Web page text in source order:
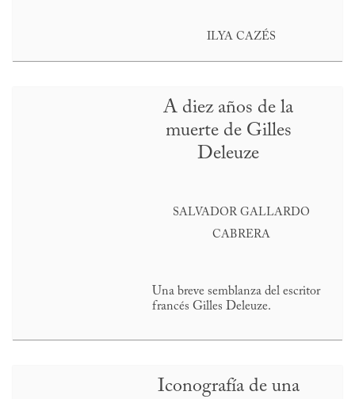
ILYA CAZÉS
A diez años de la
muerte de Gilles
Deleuze
SALVADOR GALLARDO
CABRERA
Una breve semblanza del escritor
francés Gilles Deleuze.
Iconografía de una